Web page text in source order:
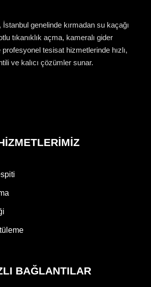
, İstanbul genelinde kırmadan su kaçağı
tıkanıklık açma, kameralı gider
tesisat hizmetlerinde hızlı,
ve kalıcı çözümler sunar.
BAĞLANTILAR